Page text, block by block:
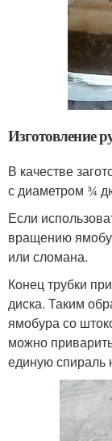
Изготовление
В качестве
с диаметром ¾
Если
вращению
или сломана.
Конец трубки
диска. Таким
ямобура со
можно
единую спираль